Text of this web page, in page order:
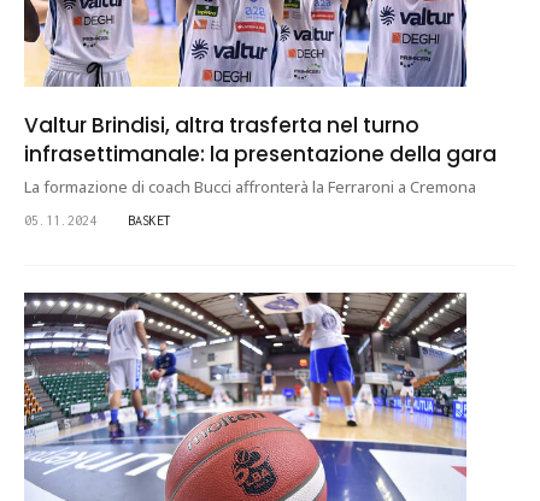
Valtur Brindisi, altra trasferta nel turno
infrasettimanale: la presentazione della gara
La formazione di coach Bucci affronterà la Ferraroni a Cremona
05.11.2024 BASKET